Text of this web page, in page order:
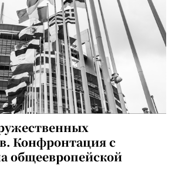
Конфронтация с
общеевропейской